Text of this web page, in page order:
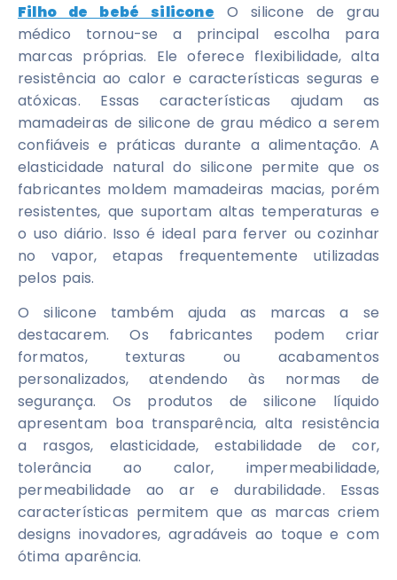
Filho de bebé silicone O silicone de grau
médico tornou-se a principal escolha para
marcas próprias. Ele oferece flexibilidade, alta
resistência ao calor e características seguras e
atóxicas. Essas características ajudam as
mamadeiras de silicone de grau médico a serem
confiáveis ​​e práticas durante a alimentação. A
elasticidade natural do silicone permite que os
fabricantes moldem mamadeiras macias, porém
resistentes, que suportam altas temperaturas e
o uso diário. Isso é ideal para ferver ou cozinhar
no vapor, etapas frequentemente utilizadas
pelos pais.
O silicone também ajuda as marcas a se
destacarem. Os fabricantes podem criar
formatos, texturas ou acabamentos
personalizados, atendendo às normas de
segurança. Os produtos de silicone líquido
apresentam boa transparência, alta resistência
a rasgos, elasticidade, estabilidade de cor,
tolerância ao calor, impermeabilidade,
permeabilidade ao ar e durabilidade. Essas
características permitem que as marcas criem
designs inovadores, agradáveis ​​ao toque e com
ótima aparência.